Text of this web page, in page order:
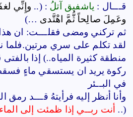
قـــال : ياشفيق آتلُ : (.. وإِنِّي
وعَمِلَ صالِحاً ثُّمَّ اهْتَّدى …)
ثم تركني ومضى فقلـــت: ان هذا
لقد تكلم على سري مرتين.فلما
منطقة كثيرة المياه..) إذا بالفتى
ركوة يريد ان يستسقي ماءٍ
في البــئر
وأنا أنظر إليه فرأيتهُ قـــد
(.. أنت ربــي إذا ظمئت إلى